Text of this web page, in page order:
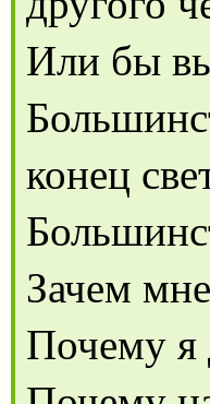
Или бы
конец
Зачем
Почему я